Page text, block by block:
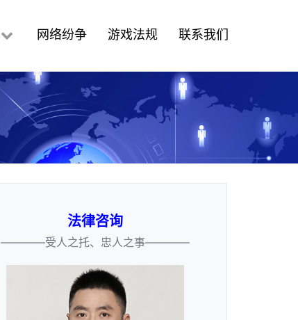
网络纷争 游戏法规 联系我们
法律咨询
————受人之托、忠人之事————